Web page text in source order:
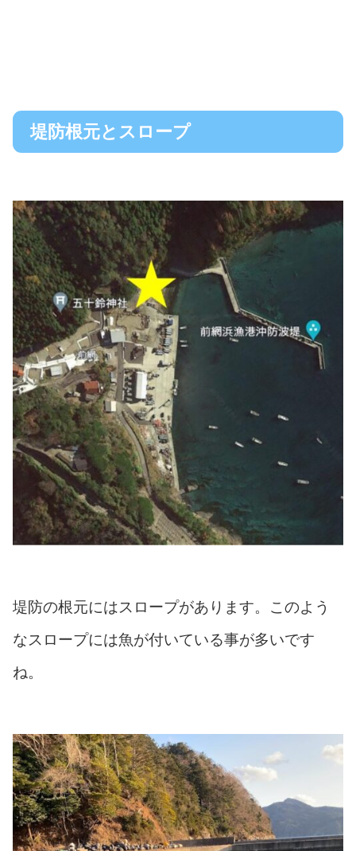
堤防根元とスロープ
堤防の根元にはスロープがあります。このよう
なスロープには魚が付いている事が多いです
ね。